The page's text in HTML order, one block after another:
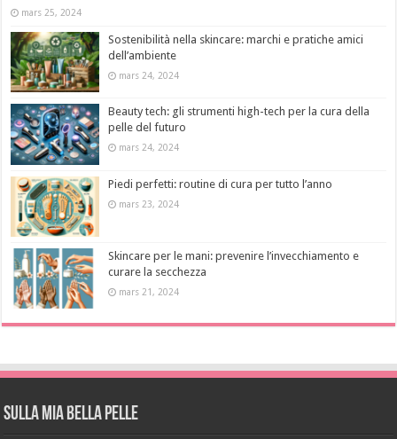
mars 25, 2024
Sostenibilità nella skincare: marchi e pratiche amici
dell’ambiente
mars 24, 2024
Beauty tech: gli strumenti high-tech per la cura della
pelle del futuro
mars 24, 2024
Piedi perfetti: routine di cura per tutto l’anno
mars 23, 2024
Skincare per le mani: prevenire l’invecchiamento e
curare la secchezza
mars 21, 2024
Sulla mia bella pelle